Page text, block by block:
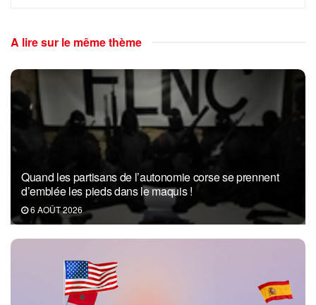
A lire sur le même thème
Quand les partisans de l’autonomie corse se prennent
d’emblée les pieds dans le maquis !
6 AOÛT 2026